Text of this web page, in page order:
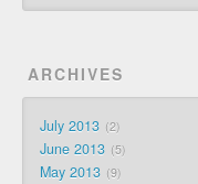
ARCHIVES
July 2013 2
June 2013 5
May 2013 9